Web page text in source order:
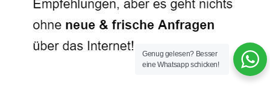
Genug gelesen? Besser
eine Whatsapp schicken!